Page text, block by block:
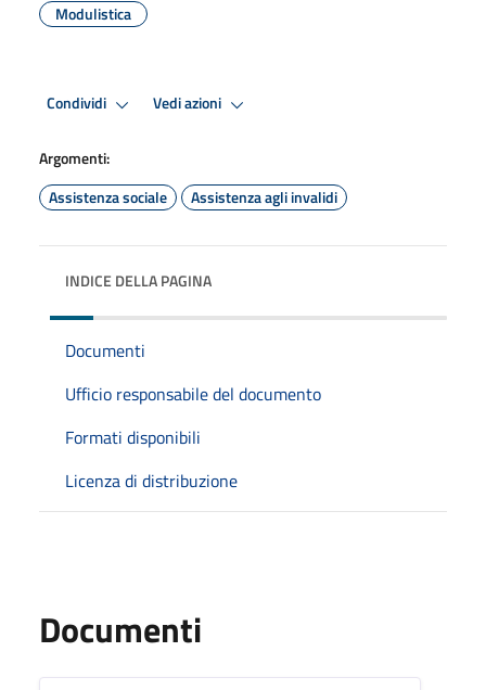
Modulistica
Condividi Vedi azioni
Argomenti:
Assistenza sociale
Assistenza agli invalidi
INDICE DELLA PAGINA
Documenti
Ufficio responsabile del documento
Formati disponibili
Licenza di distribuzione
Documenti